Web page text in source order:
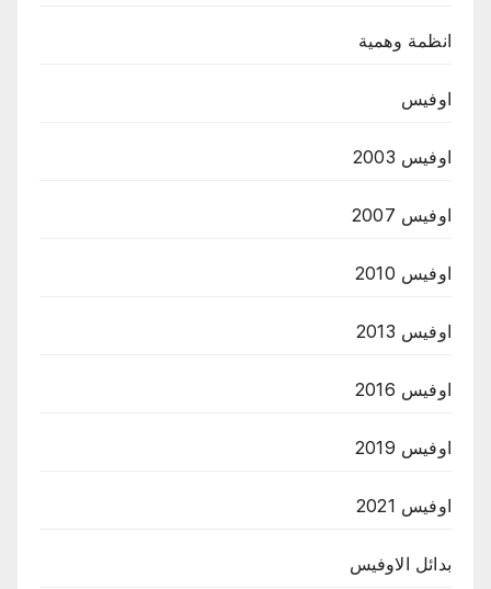
انظمة وهمية
اوفيس
اوفيس 2003
اوفيس 2007
اوفيس 2010
اوفيس 2013
اوفيس 2016
اوفيس 2019
اوفيس 2021
بدائل الاوفيس